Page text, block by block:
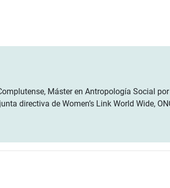
Máster en Antropología Social
directiva de Women’s Link World Wide,